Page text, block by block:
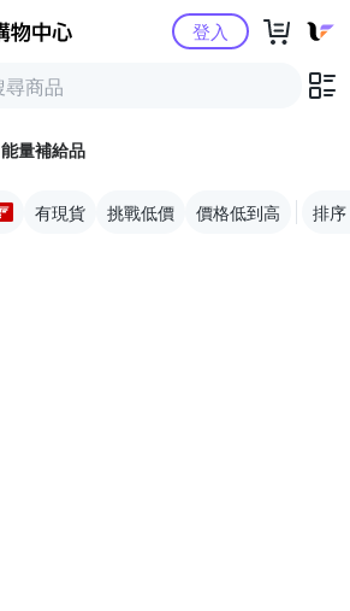
Yahoo購物中心登入
能量補給品
有現貨 挑戰低價 價格低到高 排序